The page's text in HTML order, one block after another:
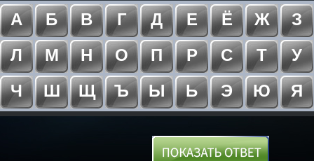
А
Б В Г Д Е Ё Ж
З
Л
М Н О П Р С Т
У
Ч
Ш Щ Ъ Ы Ь Э Ю Я